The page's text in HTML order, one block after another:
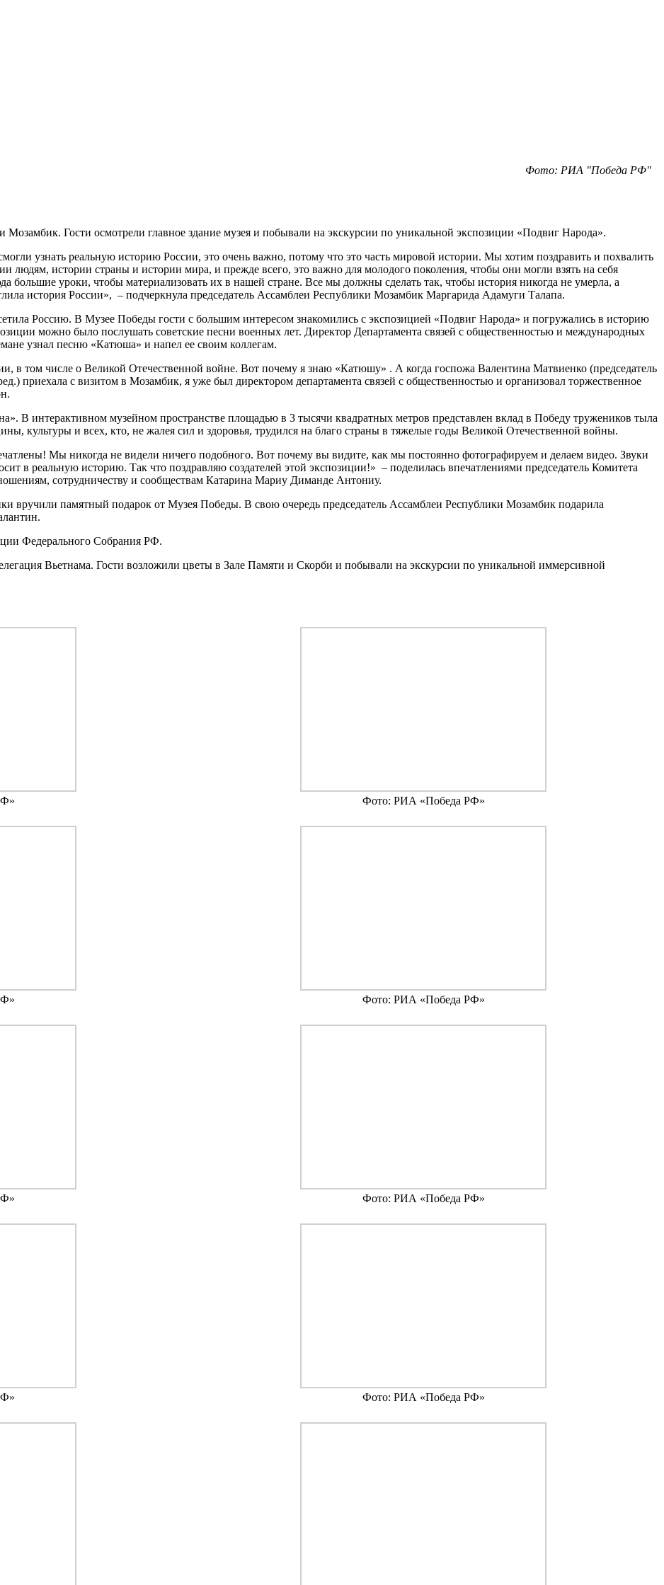
Фото: РИА "Победа РФ"
Гости осмотрели главное здание музея и побывали на экскурсии по уникальной экспозиции «Подвиг Народа».
узнать реальную историю России, это очень важно, потому что это часть мировой истории. Мы хотим поздравить и похвалить
людям, истории страны и истории мира, и прежде всего, это важно для молодого поколения, чтобы они могли взять на себя
большие уроки, чтобы материализовать их в нашей стране. Все мы должны сделать так, чтобы история никогда не умерла, а
история России», – подчеркнула председатель Ассамблеи Республики Мозамбик Маргарида Адамуги Талапа.
Россию. В Музее Победы гости с большим интересом знакомились с экспозицией «Подвиг Народа» и погружались в историю
можно было послушать советские песни военных лет. Директор Департамента связей с общественностью и международных
узнал песню «Катюша» и напел ее своим коллегам.
в том числе о Великой Отечественной войне. Вот почему я знаю «Катюшу» . А когда госпожа Валентина Матвиенко (председатель
приехала с визитом в Мозамбик, я уже был директором департамента связей с общественностью и организовал торжественное
В интерактивном музейном пространстве площадью в 3 тысячи квадратных метров представлен вклад в Победу тружеников тыла
культуры и всех, кто, не жалея сил и здоровья, трудился на благо страны в тяжелые годы Великой Отечественной войны.
Мы никогда не видели ничего подобного. Вот почему вы видите, как мы постоянно фотографируем и делаем видео. Звуки
в реальную историю. Так что поздравляю создателей этой экспозиции!» – поделилась впечатлениями председатель Комитета
сотрудничеству и сообществам Катарина Мариу Диманде Антониу.
вручили памятный подарок от Музея Победы. В свою очередь председатель Ассамблеи Республики Мозамбик подарила
Федерального Собрания РФ.
Вьетнама. Гости возложили цветы в Зале Памяти и Скорби и побывали на экскурсии по уникальной иммерсивной
Фото: РИА «Победа РФ»
Фото: РИА «Победа РФ»
Фото: РИА «Победа РФ»
Фото: РИА «Победа РФ»